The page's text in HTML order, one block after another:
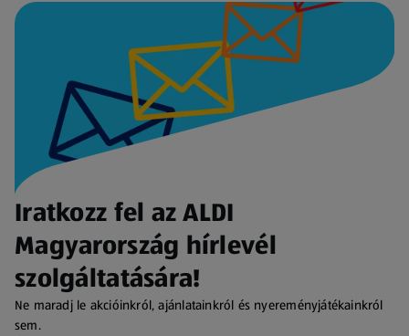
Iratkozz fel az ALDI
Magyarország hírlevél
szolgáltatására!
Ne maradj le akcióinkról, ajánlatainkról és nyereményjátékainkról
sem.